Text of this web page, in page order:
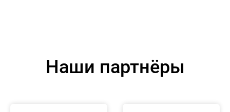
Наши партнёры